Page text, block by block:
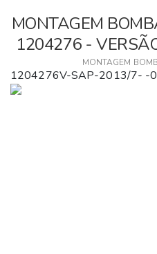
MONTAGEM
1204276 -
MONTAGEM
1204276V-SAP-2013/7- -0